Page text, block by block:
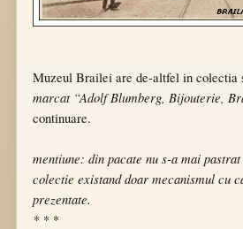
Muzeul Brailei are de-altfel in colectia
marcat “Adolf Blumberg, Bijouterie,
continuare.
mentiune: din pacate nu s-a mai
colectie existand doar mecanismul cu
prezentate.
* * *